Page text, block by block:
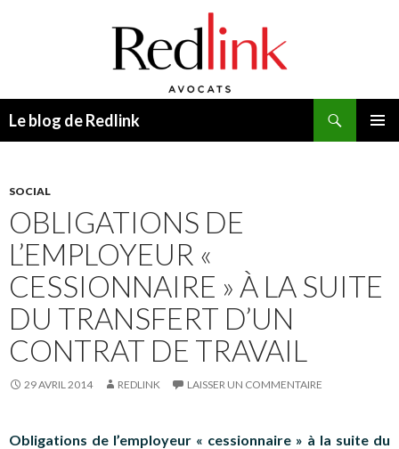
Le blog de Redlink
SOCIAL
OBLIGATIONS DE
L’EMPLOYEUR «
CESSIONNAIRE » À LA SUITE
DU TRANSFERT D’UN
CONTRAT DE TRAVAIL
29 AVRIL 2014 REDLINK LAISSER UN COMMENTAIRE
Obligations de l’employeur « cessionnaire » à la suite du